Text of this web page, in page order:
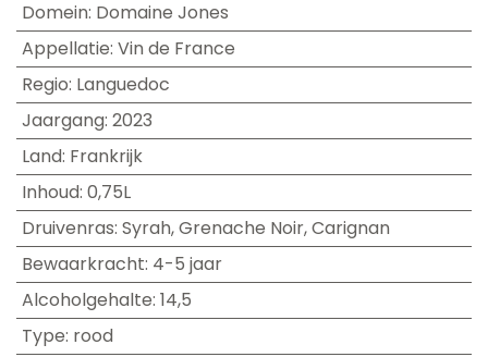
Domein: Domaine Jones
Appellatie: Vin de France
Regio: Languedoc
Jaargang: 2023
Land: Frankrijk
Inhoud: 0,75L
Druivenras: Syrah,Grenache Noir,Carignan
Bewaarkracht: 4-5 jaar
Alcoholgehalte: 14,5
Type: rood